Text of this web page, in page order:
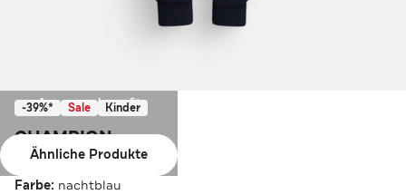
Ausverkauft
Ähnliche Produkte
-39%* Sale Kinder
CHAMPION
Sweatpants nachtblau
Farbe: nachtblau